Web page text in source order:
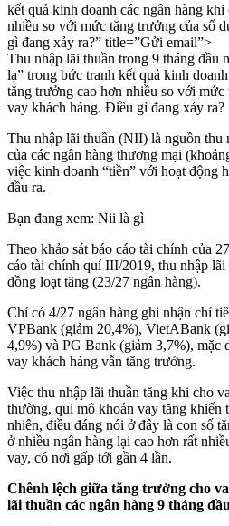
kết quả kinh doanh các ngân hàng
nhiều so với mức tăng trưởng của số
gì đang xảy ra?” title=”Gửi email”>
Thu nhập lãi thuần trong 9 tháng đầu
lạ” trong bức tranh kết quả kinh
tăng trưởng cao hơn nhiều so với
vay khách hàng. Điều gì đang xảy ra?
Thu nhập lãi thuần (NII) là nguồn thu
của các ngân hàng thương mại
việc kinh doanh “tiền” với hoạt động
đầu ra.
Bạn đang xem: Nii là gì
Theo khảo sát báo cáo tài chính của
cáo tài chính quí III/2019, thu nhập lãi
đồng loạt tăng (23/27 ngân hàng).
Chỉ có 4/27 ngân hàng ghi nhận chỉ
VPBank (giảm 20,4%), VietABank
4,9%) và PG Bank (giảm 3,7%), mặc
vay khách hàng vẫn tăng trưởng.
Việc thu nhập lãi thuần tăng khi cho
thường, qui mô khoản vay tăng khiến
nhiên, điều đáng nói ở đây là con số
ở nhiều ngân hàng lại cao hơn rất
vay, có nơi gấp tới gần 4 lần.
Chênh lệch giữa tăng trưởng cho
lãi thuần các ngân hàng 9 tháng